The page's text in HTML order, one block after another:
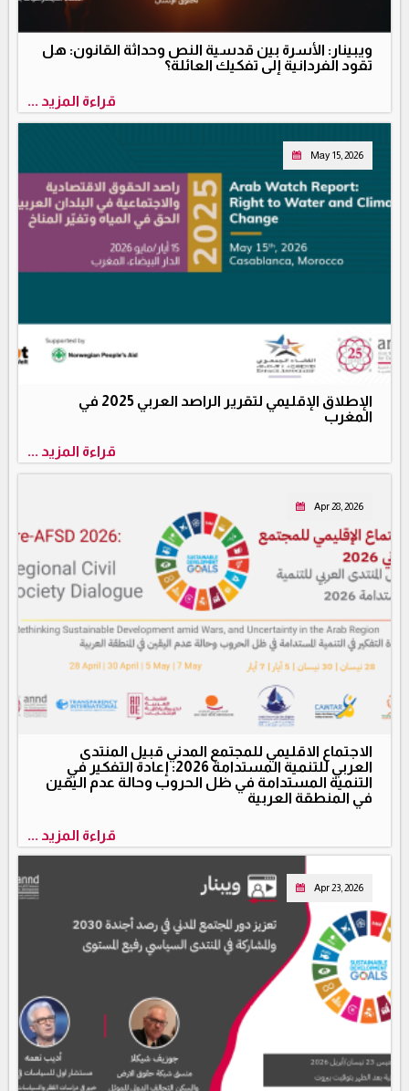
ويبينار: الأسرة بين قدسية النص وحداثة القانون: هل
تقود الفردانية إلى تفكيك العائلة؟
قراءة المزيد ...
May 15, 2026
الإطلاق الإقليمي لتقرير الراصد العربي 2025 في
المغرب
قراءة المزيد ...
Apr 28, 2026
الاجتماع الاقليمي للمجتمع المدني قبيل المنتدى
العربي للتنمية المستدامة 2026: إعادة التفكير في
التنمية المستدامة في ظل الحروب وحالة عدم اليقين
في المنطقة العربية
قراءة المزيد ...
Apr 23, 2026